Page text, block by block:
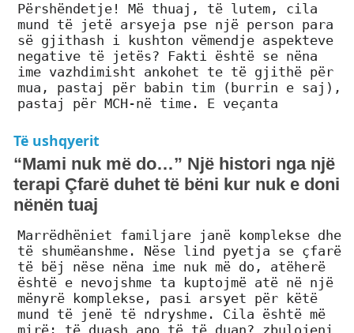
Përshëndetje! Më thuaj, të lutem, cila
mund të jetë arsyeja pse një person para
së gjithash i kushton vëmendje aspekteve
negative të jetës? Fakti është se nëna
ime vazhdimisht ankohet te të gjithë për
mua, pastaj për babin tim (burrin e saj),
pastaj për MCH-në time. E veçanta
Të ushqyerit
“Mami nuk më do…” Një histori nga një
terapi Çfarë duhet të bëni kur nuk e doni
nënën tuaj
Marrëdhëniet familjare janë komplekse dhe
të shumëanshme. Nëse lind pyetja se çfarë
të bëj nëse nëna ime nuk më do, atëherë
është e nevojshme ta kuptojmë atë në një
mënyrë komplekse, pasi arsyet për këtë
mund të jenë të ndryshme. Cila është më
mirë: të duash apo të të duan? zbulojeni